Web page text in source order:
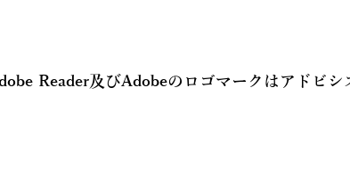
Reader及びAdobeのロゴマークはアドビシ